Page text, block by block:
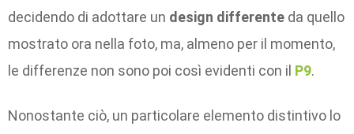
decidendo di adottare un design differente da quello
mostrato ora nella foto, ma, almeno per il momento,
le differenze non sono poi così evidenti con il P9.
Nonostante ciò, un particolare elemento distintivo lo